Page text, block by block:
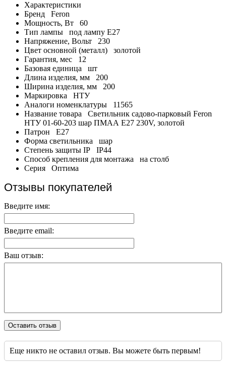
Характеристики
Бренд
Feron
Мощность, Вт
60
Тип лампы
под лампу Е27
Напряжение, Вольт
230
Цвет основной (металл)
золотой
Гарантия, мес
12
Базовая единица
шт
Длина изделия, мм
200
Ширина изделия, мм
200
Маркировка
НТУ
Аналоги номенклатуры
11565
Название товара
Светильник садово-парковый Feron
НТУ 01-60-203 шар ПМАА E27 230V, золотой
Патрон
E27
Форма светильника
шар
Степень защиты IP
IP44
Способ крепления для монтажа
на столб
Серия
Оптима
Отзывы покупателей
Введите имя:
Введите email:
Ваш отзыв:
Оставить отзыв
Еще никто не оставил отзыв. Вы можете быть первым!